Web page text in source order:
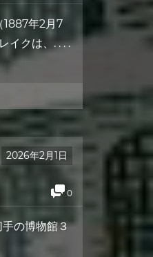
年2月7
イクは、. . . .
2026年2月1日
0
の博物館３